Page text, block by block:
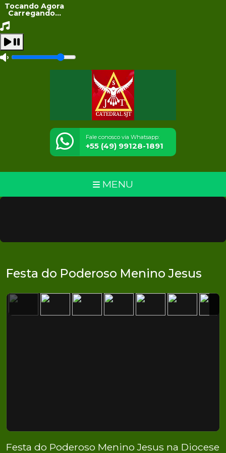
Tocando Agora
Carregando...
Fale conosco via Whatsapp:
+55 (49) 99128-1891
MENU
Festa do Poderoso Menino Jesus
Festa do Poderoso Menino Jesus na Diocese